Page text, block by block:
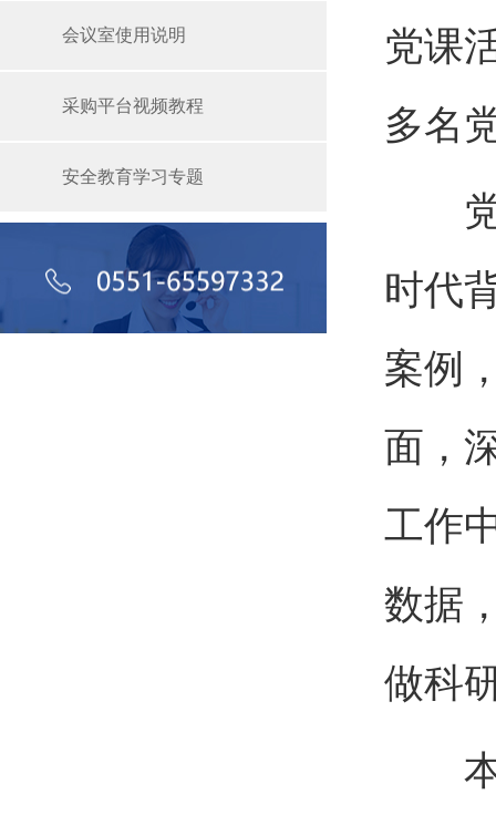
会议室使用说明
采购平台视频教程
安全教育学习专题
党课
多名
党
时代
案例
面，
工作
数据
做科
本